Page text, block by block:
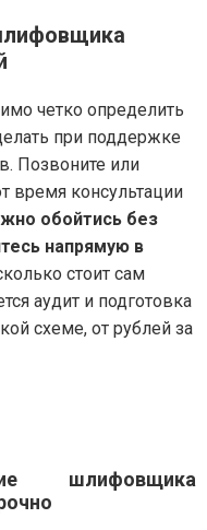
четко определить
при поддержке
Позвоните или
время консультации
обойтись без
напрямую в
стоит сам
аудит и подготовка
схеме, от рублей за
шлифовщика